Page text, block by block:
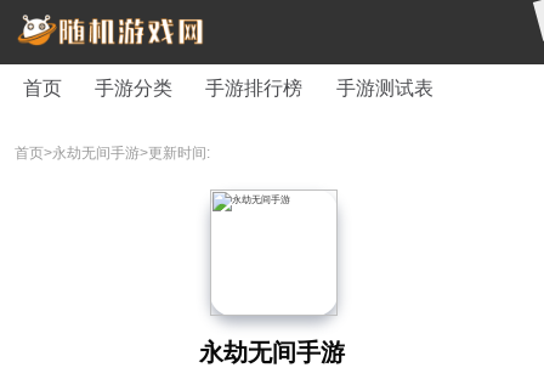
首页 手游分类 手游排行榜 手游测试表
首页>永劫无间手游>更新时间:
永劫无间手游